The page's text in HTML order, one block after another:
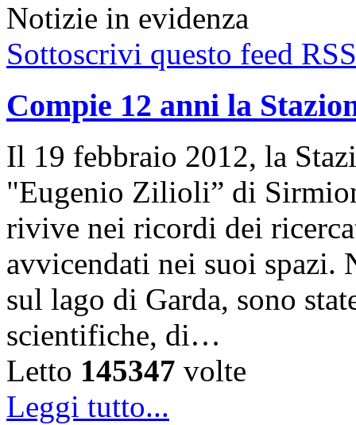
Notizie in evidenza
Sottoscrivi questo feed RSS
Compie 12 anni la
Il 19 febbraio 2012, la
"Eugenio Zilioli” di
rivive nei ricordi dei
avvicendati nei suoi spazi.
sul lago di Garda, sono
scientifiche, di…
Letto 145347 volte
Leggi tutto...